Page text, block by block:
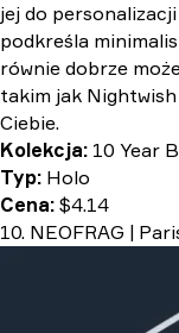
jej do
podkreśla
równie dobrze
takim jak
Ciebie.
Kolekcja: 10 Year
Typ: Holo
Cena: $4.14
10. NEOFRAG |